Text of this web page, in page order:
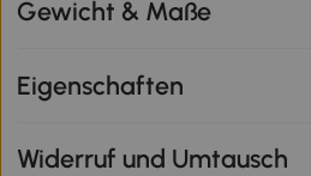
Gewicht & Maße
Eigenschaften
Widerruf und Umtausch